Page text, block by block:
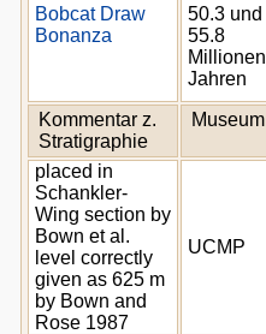
Bobcat Draw
Bonanza
50.3 und
55.8
Millionen
Jahren
Kommentar z.
Stratigraphie
Museum
placed in
Schankler-
Wing section by
Bown et al.
level correctly
given as 625 m
by Bown and
Rose 1987
UCMP